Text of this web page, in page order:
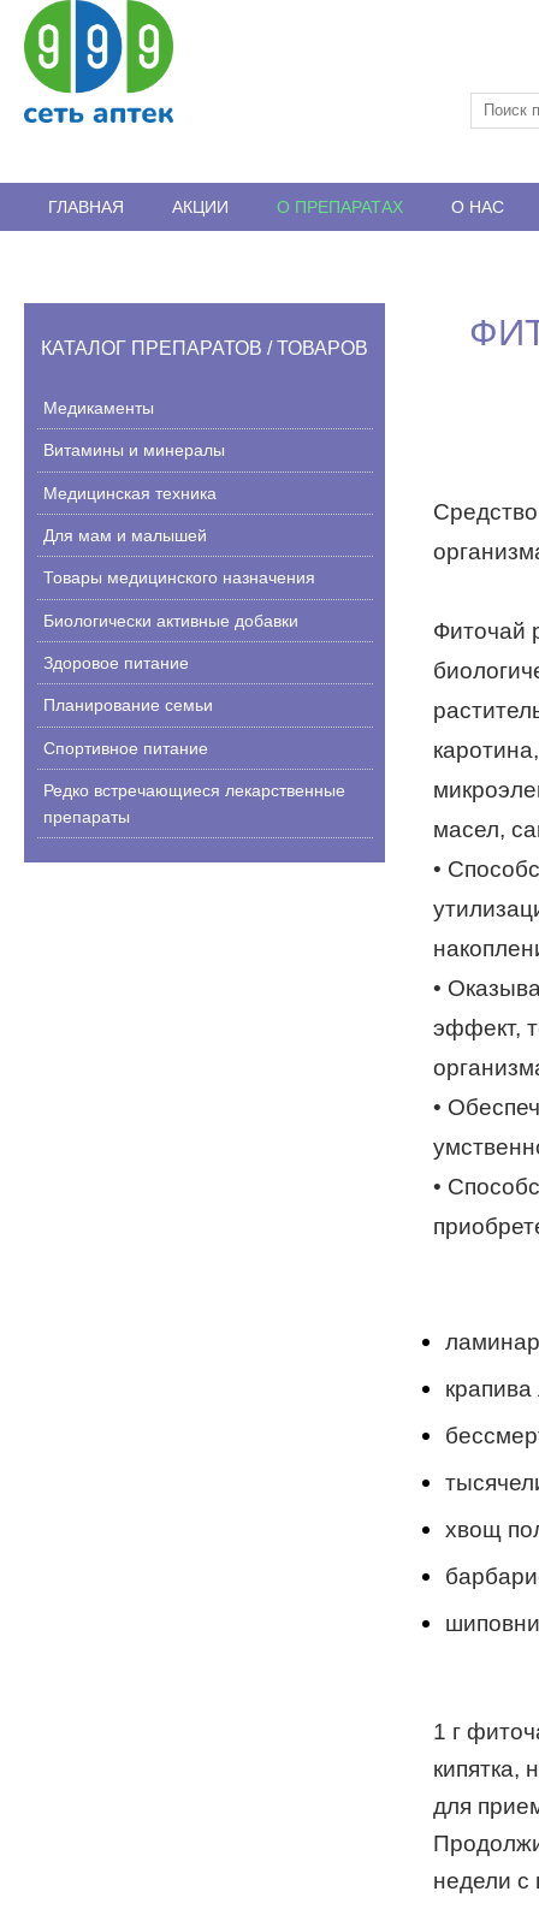
ГЛАВНАЯ АКЦИИ О ПРЕПАРАТАХ О НАС
КАТАЛОГ ПРЕПАРАТОВ / ТОВАРОВ
Медикаменты
Витамины и минералы
Медицинская техника
Для мам и малышей
Товары медицинского назначения
Биологически активные добавки
Здоровое питание
Планирование семьи
Спортивное питание
Редко встречающиеся лекарственные
препараты
Фиточай
масел,
•
•
эффект,
•
•
крапива
хвощ
1 г
кипятка,
для
недели